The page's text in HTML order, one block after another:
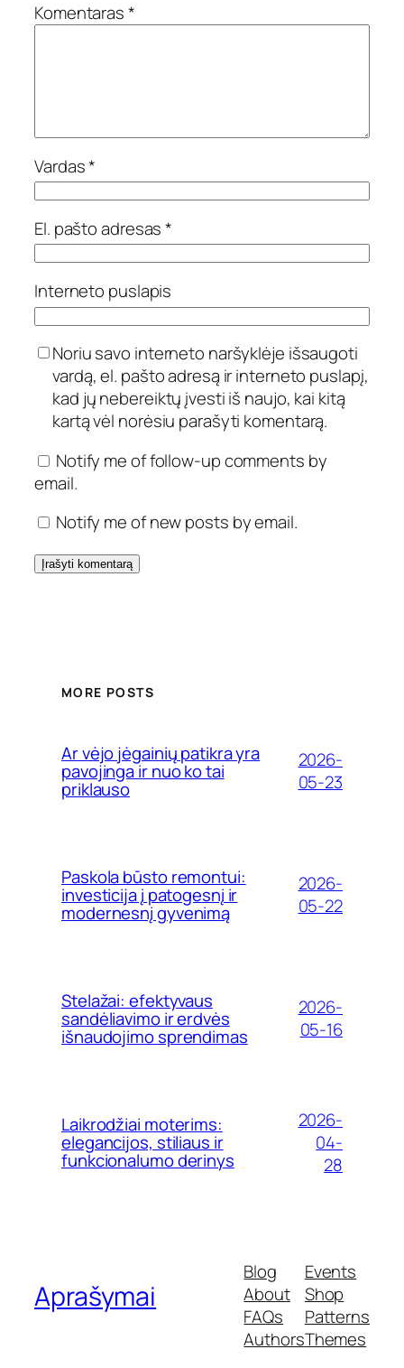
Komentaras*
Vardas*
El. pašto adresas*
Interneto puslapis
Noriu savo interneto naršyklėje išsaugoti
vardą, el. pašto adresą ir interneto puslapį,
kad jų nebereiktų įvesti iš naujo, kai kitą
kartą vėl norėsiu parašyti komentarą.
Notify me of follow-up comments by
email.
Notify me of new posts by email.
MORE POSTS
Ar vėjo jėgainių patikra yra
pavojinga ir nuo ko tai
priklauso
2026-
05-23
Paskola būsto remontui:
investicija į patogesnį ir
modernesnį gyvenimą
2026-
05-22
Stelažai: efektyvaus
sandėliavimo ir erdvės
išnaudojimo sprendimas
2026-
05-16
Laikrodžiai moterims:
elegancijos, stiliaus ir
funkcionalumo derinys
2026-
04-
28
Aprašymai
Blog
About
FAQs
Authors
Events
Shop
Patterns
Themes